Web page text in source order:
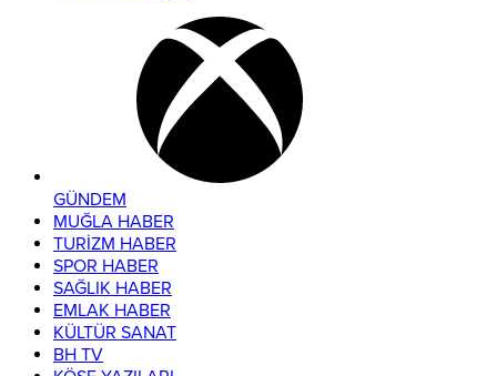
GÜNDEM
MUĞLA HABER
TURİZM HABER
SPOR HABER
SAĞLIK HABER
EMLAK HABER
KÜLTÜR SANAT
BH TV